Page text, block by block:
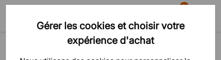
Gérer les cookies et choisir votre
expérience d'achat
Recherche
81
Panier
Bureaux & tables
Bureaux fixes